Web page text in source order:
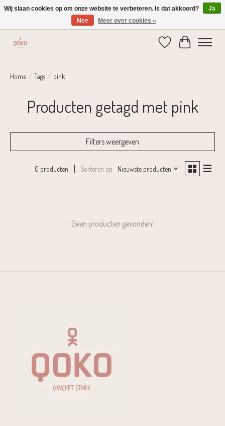
Verzending 1-2 dagen | Gratis verzending vanaf € 75,-
Verlanglijst
Home / Tags / pink
Producten getagd met pink
Filters weergeven
0 producten Sorteren op Nieuwste producten
Geen producten gevonden!
Wij slaan cookies op om onze website te verbeteren. Is dat akkoord?
Ja
Nee
Meer over cookies »